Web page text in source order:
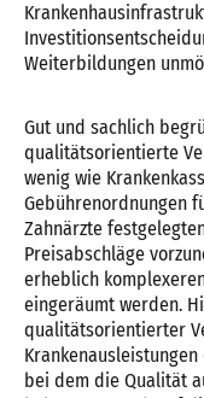
Weiterbildungen
Gut und sachlich
qualitätsorientierte
wenig wie
Gebührenordnungen
Zahnärzte
Preisabschläge
erheblich
eingeräumt werden.
qualitätsorientierter
bei dem die Qualität